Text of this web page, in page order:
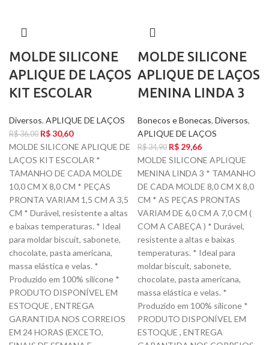
MOLDE SILICONE
APLIQUE DE LAÇOS
KIT ESCOLAR
Diversos, APLIQUE DE LAÇOS
R$36,00 R$30,60
MOLDE SILICONE APLIQUE DE
LAÇOS KIT ESCOLAR *
TAMANHO DE CADA MOLDE
10,0 CM X 8,0 CM * PEÇAS
PRONTA VARIAM 1,5 CM A 3,5
CM * Durável, resistente a altas
e baixas temperaturas. * Ideal
para moldar biscuit, sabonete,
chocolate, pasta americana,
massa elástica e velas. *
Produzido em 100% silicone *
PRODUTO DISPONÍVEL EM
ESTOQUE , ENTREGA
GARANTIDA NOS CORREIOS
EM 24 HORAS (EXCETO,
MOLDE SILICONE
APLIQUE DE LAÇOS
MENINA LINDA 3
Bonecos e Bonecas, Diversos,
APLIQUE DE LAÇOS
R$34,90 R$ 29,66
MOLDE SILICONE APLIQUE
MENINA LINDA 3 * TAMANHO
DE CADA MOLDE 8,0 CM X 8,0
CM * AS PEÇAS PRONTAS
VARIAM DE 6,0 CM A 7,0 CM (
COM A CABEÇA ) * Durável,
resistente a altas e baixas
temperaturas. * Ideal para
moldar biscuit, sabonete,
chocolate, pasta americana,
massa elástica e velas. *
Produzido em 100% silicone *
PRODUTO DISPONÍVEL EM
ESTOQUE , ENTREGA